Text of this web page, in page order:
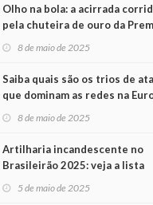
Olho na bola: a acirrada
pela chuteira de ouro da
League
8 de maio de 2025
Saiba quais são os trios de
que dominam as redes na
8 de maio de 2025
Artilharia incandescente no
Brasileirão 2025: veja a lista
atualizada
5 de maio de 2025